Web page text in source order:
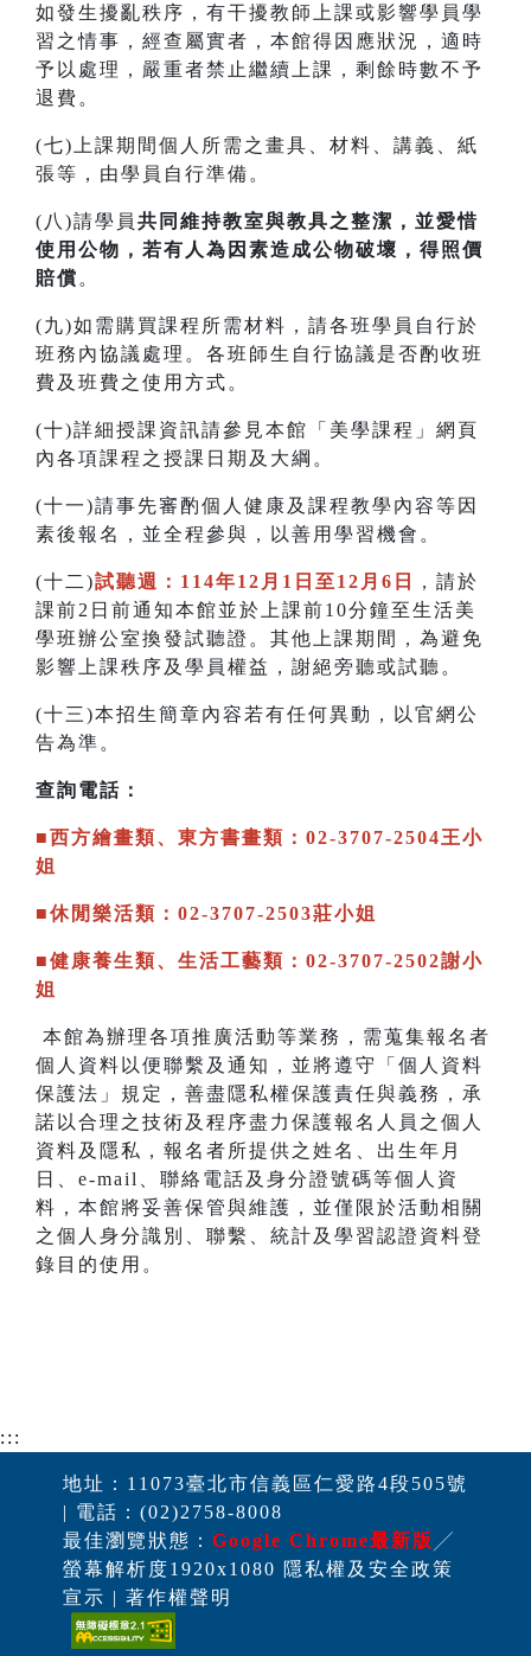
如發生擾亂秩序，有干擾教師上課或影響學員學
習之情事，經查屬實者，本館得因應狀況，適時
予以處理，嚴重者禁止繼續上課，剩餘時數不予
退費。
(七)上課期間個人所需之畫具、材料、講義、紙
張等，由學員自行準備。
(八)請學員 共同維持教室與教具之整潔，並愛惜
使用公物，若有人為因素造成公物破壞，得照價
賠償 。
(九)如需購買課程所需材料，請各班學員自行於
班務內協議處理。各班師生自行協議是否酌收班
費及班費之使用方式。
(十)詳細授課資訊請參見本館「美學課程」網頁
內各項課程之授課日期及大綱。
(十一)請事先審酌個人健康及課程教學內容等因
素後報名，並全程參與，以善用學習機會。
(十二)試聽週：114年12月1日至12月6日
，請於
課前2日前通知本館並於上課前10分鐘至生活美
學班辦公室換發試聽證。其他上課期間，為避免
影響上課秩序及學員權益，謝絕旁聽或試聽。
(十三)本招生簡章內容若有任何異動，以官網公
告為準。
查詢電話：
■西方繪畫類、東方書畫類：02-3707-2504王小
姐
■休閒樂活類：02-3707-2503莊小姐
■健康養生類、生活工藝類：02-3707-2502謝小
姐
本館為辦理各項推廣活動等業務，需蒐集報名者
個人資料以便聯繫及通知，並將遵守「個人資料
保護法」規定，善盡隱私權保護責任與義務，承
諾以合理之技術及程序盡力保護報名人員之個人
資料及隱私，報名者所提供之姓名、出生年月
日、e-mail、聯絡電話及身分證號碼等個人資
料，本館將妥善保管與維護，並僅限於活動相關
之個人身分識別、聯繫、統計及學習認證資料登
錄目的使用。
:::
地址：11073臺北市信義區仁愛路4段505號
| 電話：(02)2758-8008
最佳瀏覽狀態： Google Chrome最新版 ╱
螢幕解析度1920x1080 隱私權及安全政策
宣示 | 著作權聲明